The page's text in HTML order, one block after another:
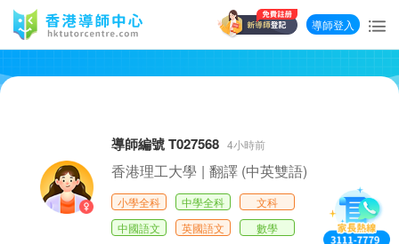
導師登入
導師編號 T027568 4小時前
香港理工大學 | 翻譯 (中英雙語)
小學全科 中學全科
文科
中國語文
英國語文 數學